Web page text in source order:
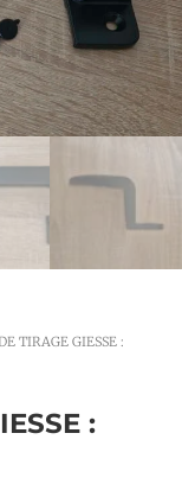
TIRAGE GIESSE :
: